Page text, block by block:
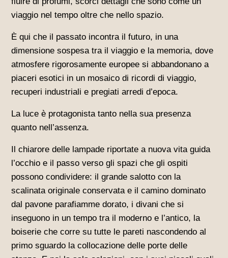
viaggio nel tempo oltre che nello spazio.
È qui che il passato incontra il futuro, in una
dimensione sospesa tra il viaggio e la memoria, dove
atmosfere rigorosamente europee si abbandonano a
piaceri esotici in un mosaico di ricordi di viaggio,
recuperi industriali e pregiati arredi d’epoca.
La luce è protagonista tanto nella sua presenza
quanto nell’assenza.
Il chiarore delle lampade riportate a nuova vita guida
l’occhio e il passo verso gli spazi che gli ospiti
possono condividere: il grande salotto con la
scalinata originale conservata e il camino dominato
dal pavone parafiamme dorato, i divani che si
inseguono in un tempo tra il moderno e l’antico, la
boiserie che corre su tutte le pareti nascondendo al
primo sguardo la collocazione delle porte delle